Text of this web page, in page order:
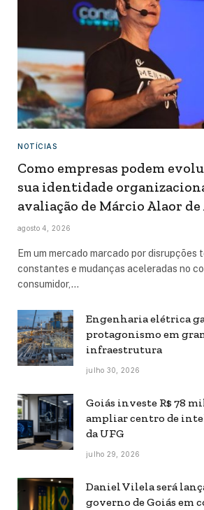
NOTÍCIAS
Como empresas podem
sua identidade
avaliação de Márcio Alaor de
agosto 4, 2026
Em um mercado marcado por disrupções
constantes e mudanças aceleradas no
consumidor,…
Engenharia elétrica
protagonismo em
infraestrutura
julho 30, 2026
Goiás investe R$ 78
ampliar centro de
da UFG
julho 29, 2026
Daniel Vilela será
governo de Goiás em